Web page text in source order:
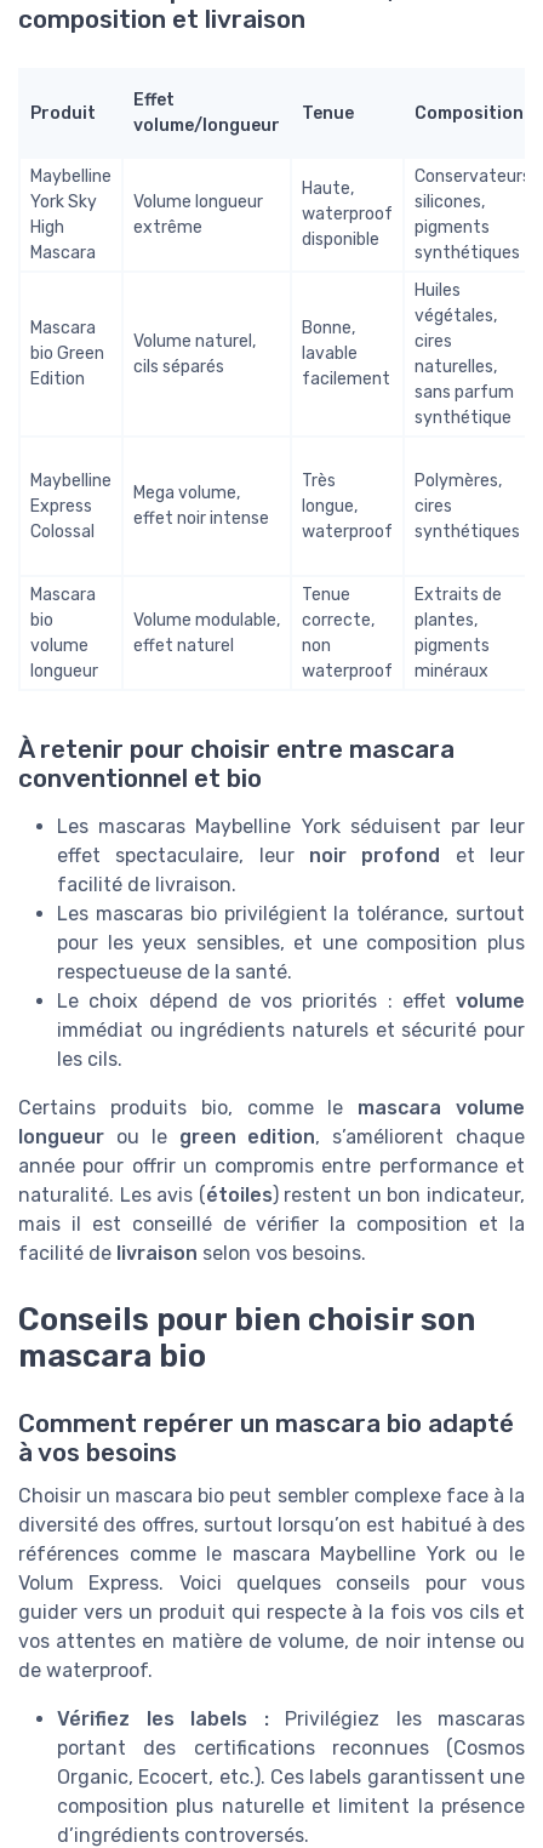
composition et livraison
Produit
Effet
volume/longueur
Tenue Composition
Maybelline
York Sky
High
Mascara
Volume longueur
extrême
Haute,
waterproof
disponible
Conservateurs,
silicones,
pigments
synthétiques
Mascara
bio Green
Edition
Volume naturel,
cils séparés
Bonne,
lavable
facilement
Huiles
végétales,
cires
naturelles,
sans parfum
synthétique
Maybelline
Express
Colossal
Mega volume,
effet noir intense
Très
longue,
waterproof
Polymères,
cires
synthétiques
Mascara
bio
volume
longueur
Volume modulable,
effet naturel
Tenue
correcte,
non
waterproof
Extraits de
plantes,
pigments
minéraux
À retenir pour choisir entre mascara
conventionnel et bio
Les mascaras Maybelline York séduisent par leur
effet spectaculaire, leur noir profond
et leur
facilité de livraison.
Les mascaras bio privilégient la tolérance, surtout
pour les yeux sensibles, et une composition plus
respectueuse de la santé.
Le choix dépend de vos priorités : effet volume
immédiat ou ingrédients naturels et sécurité pour
les cils.
Certains produits bio, comme le mascara volume
longueur ou le green edition, s’améliorent chaque
année pour offrir un compromis entre performance et
naturalité. Les avis (étoiles) restent un bon indicateur,
mais il est conseillé de vérifier la composition et la
facilité de livraison selon vos besoins.
Conseils pour bien choisir son
mascara bio
Comment repérer un mascara bio adapté
à vos besoins
Choisir un mascara bio peut sembler complexe face à la
diversité des offres, surtout lorsqu’on est habitué à des
références comme le mascara Maybelline York ou le
Volum Express. Voici quelques conseils pour vous
guider vers un produit qui respecte à la fois vos cils et
vos attentes en matière de volume, de noir intense ou
de waterproof.
Vérifiez les labels :Privilégiez les mascaras
portant des certifications reconnues (Cosmos
Organic, Ecocert, etc.). Ces labels garantissent une
composition plus naturelle et limitent la présence
d’ingrédients controversés.